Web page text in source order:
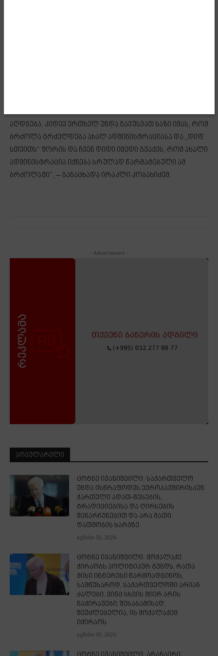
აღდგება. კიდევ ერთხელ უნდა გავუსვათ ხაზი იმას, რომ
ბრძოლა გრძელდება ახალ ადმინისტრაციასა და „დიფ
სთეითს“ შორის და ჩვენ დიდი იმედი გვაქვს, რომ ახალი
ადმინისტრაცია იქნება სრულად წარმატებული ამ
ბრძოლაში“, – განაცხადა ირაკლი კობახიძემ.
- Advertisment -
ᲞᲝᲞᲣᲚᲐᲠᲣᲚᲘ
ცოტნე ივანიშვილი: საქართველო
უნდა ისწრაფოდეს ევროკავშირისკენ
ქართული ადათ-წესების,
ტრადიციებისა და ღირსების
შენარჩუნებით და არა მათი
დათმობის ხარჯზე
ივნისი 30, 2026
ცოტნე ივანიშვილი: მოქალაქე
ქირაობს პოლიტიკურ გუნდს, რათა
მისი ინტერესი წარმოადგინოს,
სამწუხაროდ, საქართველოში არიან
ძალები, ვინც სხვის მიერ არის
ნაქირავები, შესაბამისად,
შეუძლებელია, ის მოქალაქემ
იქირაოს
ივნისი 30, 2026